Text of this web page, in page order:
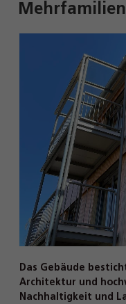
Das Gebäude
Architektur und
Nachhaltigkeit und